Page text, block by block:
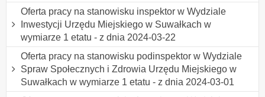
Oferta pracy na stanowisku inspektor w Wydziale
Inwestycji Urzędu Miejskiego w Suwałkach w
wymiarze 1 etatu - z dnia 2024-03-22
Oferta pracy na stanowisku podinspektor w Wydziale
Spraw Społecznych i Zdrowia Urzędu Miejskiego w
Suwałkach w wymiarze 1 etatu - z dnia 2024-03-01